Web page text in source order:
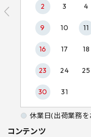
コンテンツ
2 3 4
9 10 11
16 17 18
23 24 25
30 31
休業日(出荷業務を